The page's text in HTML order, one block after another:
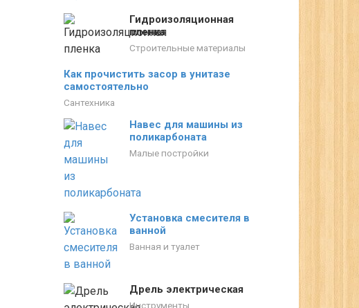
Гидроизоляционная
пленка
Строительные материалы
Как прочистить засор в унитазе
самостоятельно
Сантехника
Навес для машины из
поликарбоната
Малые постройки
Установка смесителя в
ванной
Ванная и туалет
Дрель электрическая
Инструменты